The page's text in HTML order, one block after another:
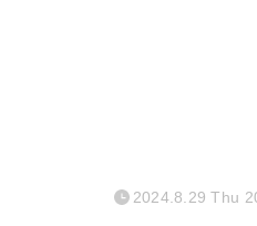
2024.8.29 Thu